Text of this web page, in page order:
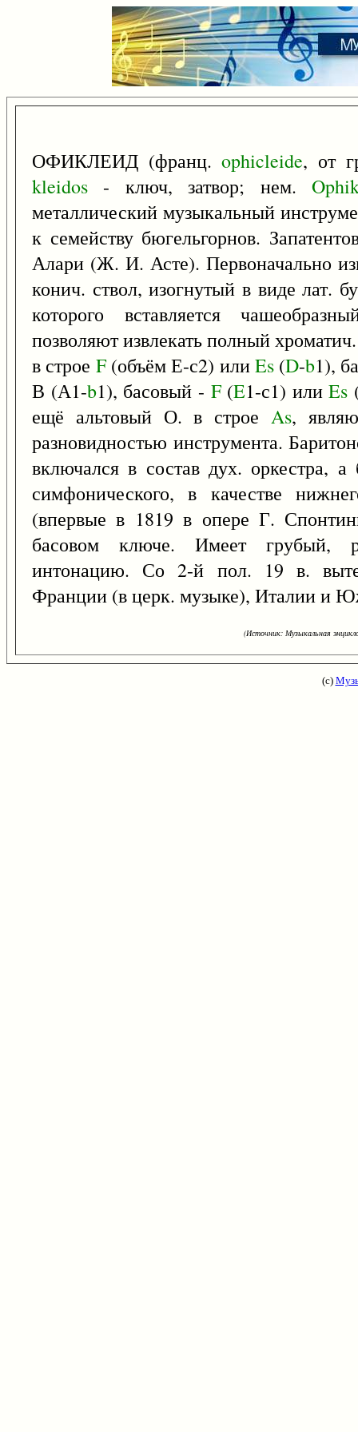
ОФИКЛЕИД (франц.ophicleide, от
kleidos - ключ, затвор; нем.
металлический музыкальный
к семейству бюгельгорнов.
Алари (Ж. И. Асте). Первоначально
конич. ствол, изогнутый в виде лат.
которого вставляется
позволяют извлекать полный
в строе F(объём Е-с2) илиEs(D-b1),
В (А1-b1), басовый - F(E1-с1) илиEs
ещё альтовый О. в строе As,
разновидностью инструмента.
включался в состав дух. оркестра,
симфонического, в качестве
(впервые в 1819 в опере Г.
басовом ключе. Имеет грубый,
интонацию. Со 2-й пол. 19 в.
Франции (в церк. музыке), Италии и
(Источник: Музыкальная
(с)